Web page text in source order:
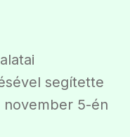
segítette
5-én